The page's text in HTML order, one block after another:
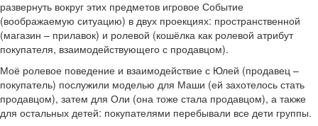
развернуть вокруг этих предметов игровое Событие
(воображаемую ситуацию) в двух проекциях: пространственной
(магазин – прилавок) и ролевой (кошёлка как ролевой атрибут
покупателя, взаимодействующего с продавцом).
Моё ролевое поведение и взаимодействие с Юлей (продавец –
покупатель) послужили моделью для Маши (ей захотелось стать
продавцом), затем для Оли (она тоже стала продавцом), а также
для остальных детей: покупателями перебывали все дети группы.